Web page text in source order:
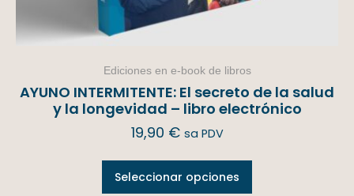
Ediciones en e-book de libros
AYUNO INTERMITENTE: El secreto de la salud
y la longevidad – libro electrónico
19,90 € sa PDV
Seleccionar opciones